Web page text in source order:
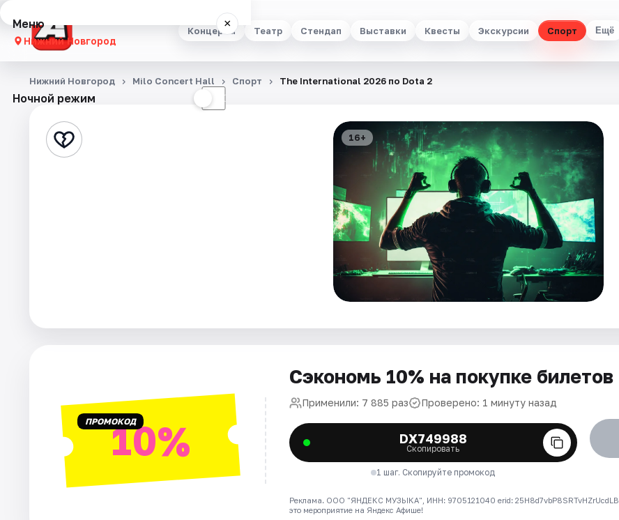
Концерты Театр Стендап Выставки Квесты Экскурсии Спорт Ещё
Меню ×
Нижний Новгород
Концерты
Стендап
Артисты
Ночной режим ☾
Нижний Новгород Milo Concert Hall Спорт The International 2026 по Dota 2
16+
ПРОМОКОД10%
Сэкономь 10% на покупке билетов
Применили: 7 885 раз Проверено: 1 минуту назад
DX749988
Скопировать
1 шаг. Скопируйте промокод
Реклама. ООО "ЯНДЕКС МУЗЫКА", ИНН: 9705121040 erid: 25H8d7vbP8SRTvHZrUcdLB
это мероприятие на Яндекс Афише!